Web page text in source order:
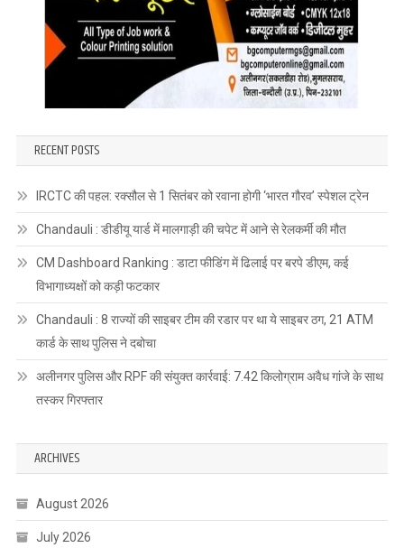
RECENT POSTS
IRCTC की पहल: रक्सौल से 1 सितंबर को रवाना होगी ‘भारत गौरव’ स्पेशल ट्रेन
Chandauli : डीडीयू यार्ड में मालगाड़ी की चपेट में आने से रेलकर्मी की मौत
CM Dashboard Ranking : डाटा फीडिंग में ढिलाई पर बरपे डीएम, कई
विभागाध्यक्षों को कड़ी फटकार
Chandauli : 8 राज्यों की साइबर टीम की रडार पर था ये साइबर ठग, 21 ATM
कार्ड के साथ पुलिस ने दबोचा
अलीनगर पुलिस और RPF की संयुक्त कार्रवाई: 7.42 किलोग्राम अवैध गांजे के साथ
तस्कर गिरफ्तार
ARCHIVES
August 2026
July 2026